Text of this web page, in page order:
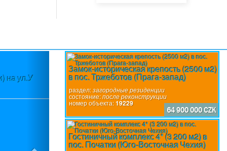
на ул.У
Замок-историческая крепость (2500 м2)
в пос. Тржеботов (Прага-запад)
раздел:загородные резиденции
состояние:после реконструкции
номер объекта:19229
64 900 000 CZK
Гостиничный комплекс 4* (3 200 м2) в
пос. Початки (Юго-Восточная Чехия)